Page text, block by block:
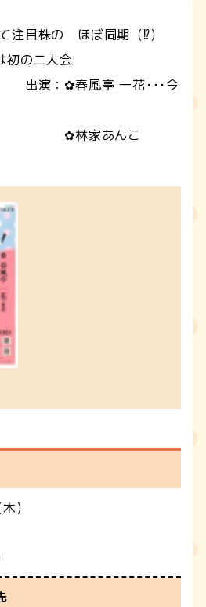
注目株の ほぼ同期（⁉）
初の二人会
亭 一花･･･今
んこ
）